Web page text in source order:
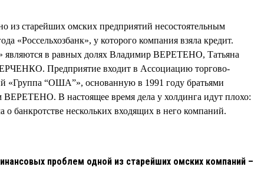
из старейших омских предприятий несостоятельным
«Россельхозбанк», у которого компания взяла кредит.
в равных долях Владимир ВЕРЕТЕНО, Татьяна
Предприятие входит в Ассоциацию торгово-
«Группа “ОША”», основанную в 1991 году братьями
В настоящее время дела у холдинга идут плохо:
о банкротстве нескольких входящих в него компаний.
проблем одной из старейших омских компаний –